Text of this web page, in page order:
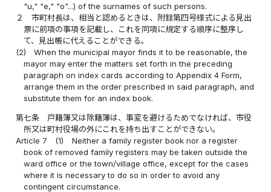
"u," "e," "o"...) of the surnames of such persons.
２
市町村長は、相当と認めるときは、附録第四号様式による見出
票に前項の事項を記載し、これを同項に規定する順序に整序し
て、見出帳に代えることができる。
(2)
When the municipal mayor finds it to be reasonable, the
mayor may enter the matters set forth in the preceding
paragraph on index cards according to Appendix 4 Form,
arrange them in the order prescribed in said paragraph, and
substitute them for an index book.
第七条
戸籍簿又は除籍簿は、事変を避けるためでなければ、市役
所又は町村役場の外にこれを持ち出すことができない。
Article 7
(1)
Neither a family register book nor a register
book of removed family registers may be taken outside the
ward office or the town/village office, except for the cases
where it is necessary to do so in order to avoid any
contingent circumstance.